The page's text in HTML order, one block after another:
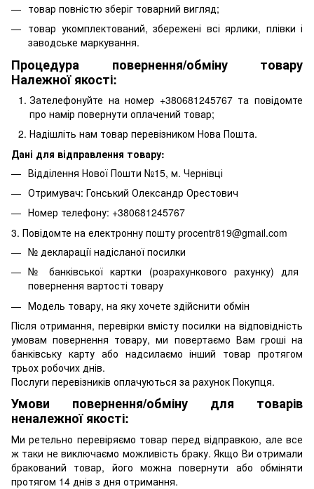
товар повністю зберіг товарний вигляд;
товар укомплектований, збережені всі ярлики, плівки і
заводське маркування.
Процедура повернення/обміну товару
Належної якості:
Зателефонуйте на номер +380681245767 та повідомте
про намір повернути оплачений товар;
Надішліть нам товар перевізником Нова Пошта.
Дані для відправлення товару:
Відділення Нової Пошти №15, м. Чернівці
Отримувач: Гонський Олександр Орестович
Номер телефону: +380681245767
3. Повідомте на електронну пошту procentr819@gmail.com
№ декларації надісланої посилки
№ банківської картки (розрахункового рахунку) для
повернення вартості товару
Модель товару, на яку хочете здійснити обмін
Після отримання, перевірки вмісту посилки на відповідність
умовам повернення товару, ми повертаємо Вам гроші на
банківську карту або надсилаємо інший товар протягом
трьох робочих днів.
Послуги перевізників оплачуються за рахунок Покупця.
Умови повернення/обміну для товарів
неналежної якості:
Ми ретельно перевіряємо товар перед відправкою, але все
ж таки не виключаємо можливість браку. Якщо Ви отримали
бракований товар, його можна повернути або обміняти
протягом 14 днів з дня отримання.